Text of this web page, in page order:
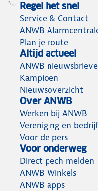
Regel het snel
Service & Contact
ANWB
Plan je route
Altijd actueel
ANWB
Kampioen
Nieuwsoverzicht
Over ANWB
Werken bij ANWB
Vereniging en bedrijf
Voor de pers
Voor onderweg
Direct pech melden
ANWB Winkels
ANWB apps